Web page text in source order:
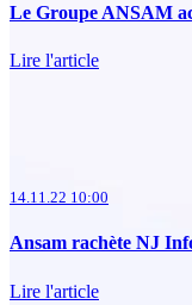
Le Groupe ANSAM
Lire l'article
14.11.22 10:00
Ansam rachète NJ
Lire l'article